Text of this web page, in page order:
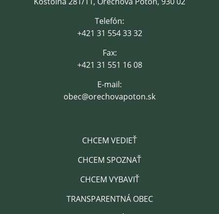
CHCEM VEDIEŤ
CHCEM SPOZNAŤ
CHCEM VYBAVIŤ
TRANSPARENTNÁ OBEC
Telefón:
+421 31 554 33 32
Fax:
+421 31 551 16 08
E-mail:
obec@orechovapoton.sk